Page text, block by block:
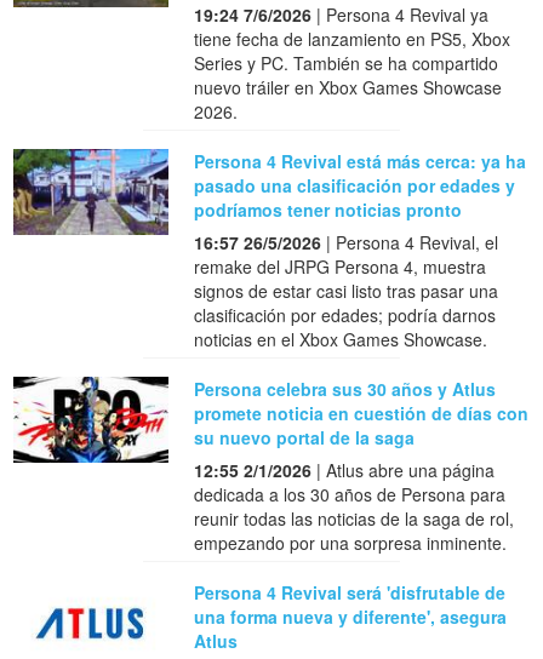
19:24 7/6/2026 | Persona 4 Revival ya
tiene fecha de lanzamiento en PS5, Xbox
Series y PC. También se ha compartido
nuevo tráiler en Xbox Games Showcase
2026.
Persona 4 Revival está más cerca: ya ha
pasado una clasificación por edades y
podríamos tener noticias pronto
16:57 26/5/2026 | Persona 4 Revival, el
remake del JRPG Persona 4, muestra
signos de estar casi listo tras pasar una
clasificación por edades; podría darnos
noticias en el Xbox Games Showcase.
Persona celebra sus 30 años y Atlus
promete noticia en cuestión de días con
su nuevo portal de la saga
12:55 2/1/2026 | Atlus abre una página
dedicada a los 30 años de Persona para
reunir todas las noticias de la saga de rol,
empezando por una sorpresa inminente.
Persona 4 Revival será 'disfrutable de
una forma nueva y diferente', asegura
Atlus